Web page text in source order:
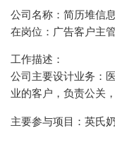
公司名称：简历堆信
在岗位：广告客户主
工作描述：
公司主要设计业务：
业的客户，负责公关
主要参与项目：英氏